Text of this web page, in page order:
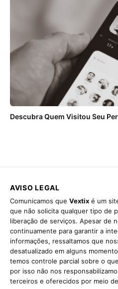
Descubra Quem Visitou Seu
AVISO LEGAL
Comunicamos que Vextix é um
que não solicita qualquer tipo de
liberação de serviços. Apesar de
continuamente para garantir a
informações, ressaltamos que
desatualizado em alguns
temos controle parcial sobre o
por isso não nos
terceiros e oferecidos por meio